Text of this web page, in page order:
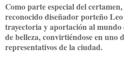
Como parte especial del
reconocido diseñador porteño
trayectoria y aportación al mundo
de belleza, convirtiéndose en uno
representativos de la ciudad.